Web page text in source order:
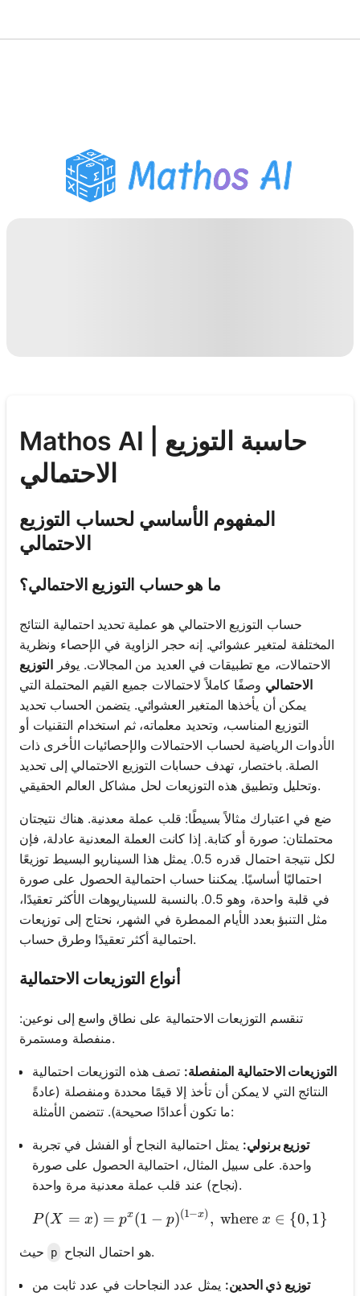
مساعد واجبات PDF
أدوات الدراسة
Mathos AI | حاسبة التوزيع
الاحتمالي
المفهوم الأساسي لحساب التوزيع
الاحتمالي
ما هو حساب التوزيع الاحتمالي؟
حساب التوزيع الاحتمالي هو عملية تحديد احتمالية النتائج
المختلفة لمتغير عشوائي. إنه حجر الزاوية في الإحصاء ونظرية
الاحتمالات، مع تطبيقات في العديد من المجالات. يوفرالتوزيع
الاحتمالي وصفًا كاملاً لاحتمالات جميع القيم المحتملة التي
يمكن أن يأخذها المتغير العشوائي. يتضمن الحساب تحديد
التوزيع المناسب، وتحديد معلماته، ثم استخدام التقنيات أو
الأدوات الرياضية لحساب الاحتمالات والإحصائيات الأخرى ذات
الصلة. باختصار، تهدف حسابات التوزيع الاحتمالي إلى تحديد
وتحليل وتطبيق هذه التوزيعات لحل مشاكل العالم الحقيقي.
ضع في اعتبارك مثالاً بسيطًا: قلب عملة معدنية. هناك نتيجتان
محتملتان: صورة أو كتابة. إذا كانت العملة المعدنية عادلة، فإن
لكل نتيجة احتمال قدره 0.5. يمثل هذا السيناريو البسيط توزيعًا
احتماليًا أساسيًا. يمكننا حساب احتمالية الحصول على صورة
في قلبة واحدة، وهو 0.5. بالنسبة للسيناريوهات الأكثر تعقيدًا،
مثل التنبؤ بعدد الأيام الممطرة في الشهر، نحتاج إلى توزيعات
احتمالية أكثر تعقيدًا وطرق حساب.
أنواع التوزيعات الاحتمالية
تنقسم التوزيعات الاحتمالية على نطاق واسع إلى نوعين:
منفصلة ومستمرة.
التوزيعات الاحتمالية المنفصلة: تصف هذه التوزيعات احتمالية
النتائج التي لا يمكن أن تأخذ إلا قيمًا محددة ومنفصلة (عادةً
ما تكون أعدادًا صحيحة). تتضمن الأمثلة:
توزيع برنولي: يمثل احتمالية النجاح أو الفشل في تجربة
واحدة. على سبيل المثال، احتمالية الحصول على صورة
(نجاح) عند قلب عملة معدنية مرة واحدة.
P(X = x) = p^x (1-
P(X = x) = px(1 − p)(1−x) , where x ∈ {0, 1}
p هو احتمال النجاح.
توزيع ذي الحدين: يمثل عدد النجاحات في عدد ثابت من